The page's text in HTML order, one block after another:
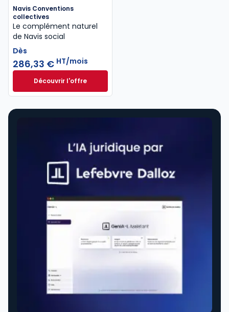
Navis Conventions
collectives
Le complément naturel
de Navis social
Dès
286,33 € HT/mois
Découvrir l'offreNavis Conventions collectives à partir de
Dès